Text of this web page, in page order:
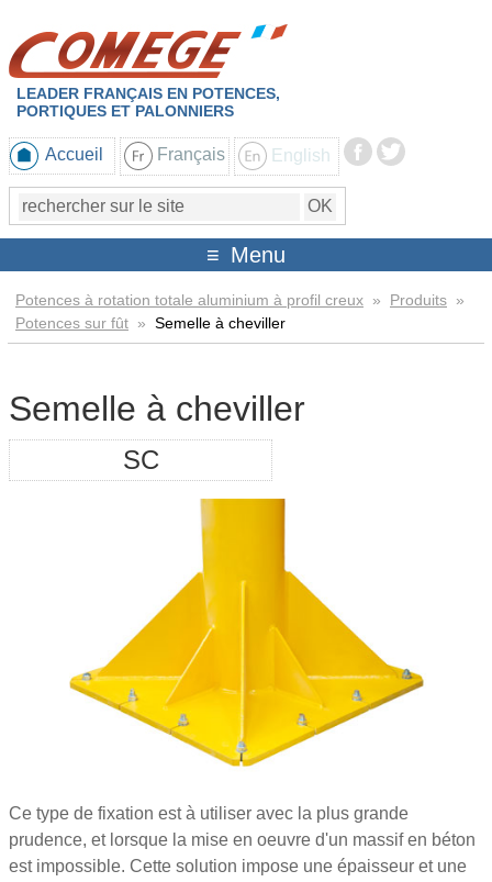
LEADER FRANÇAIS EN POTENCES,
PORTIQUES ET PALONNIERS
Accueil Français English
Menu
Potences à rotation totale aluminium à profil creux » Produits »
Potences sur fût » Semelle à cheviller
Semelle à cheviller
SC
Ce type de fixation est à utiliser avec la plus grande
prudence, et lorsque la mise en oeuvre d'un massif en béton
est impossible. Cette solution impose une épaisseur et une